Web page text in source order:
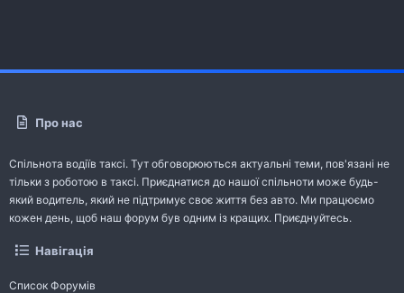
Про нас
Спільнота водіїв таксі. Тут обговорюються актуальні теми, пов'язані не
тільки з роботою в таксі. Приєднатися до нашої спільноти може будь-
який водитель, який не підтримує своє життя без авто. Ми працюємо
кожен день, щоб наш форум був одним із кращих. Приєднуйтесь.
Навігація
Список Форумів